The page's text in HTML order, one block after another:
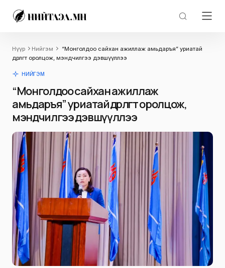
Нүүр Нийгэм
“Монголдоо сайхан ажиллаж амьдаръя” уриатай
өдөрлөгт оролцож, мэндчилгээ дэвшүүллээ
НИЙГЭМ
“Монголдоо сайхан ажиллаж
амьдаръя” уриатай өдөрлөгт оролцож,
мэндчилгээ дэвшүүллээ